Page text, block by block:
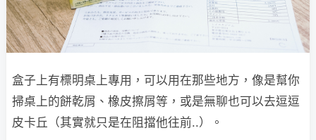
盒子上有標明桌上專用，可以用在那些地方，像是幫你
掃桌上的餅乾屑、橡皮擦屑等，或是無聊也可以去逗逗
皮卡丘（其實就只是在阻擋他往前..）。